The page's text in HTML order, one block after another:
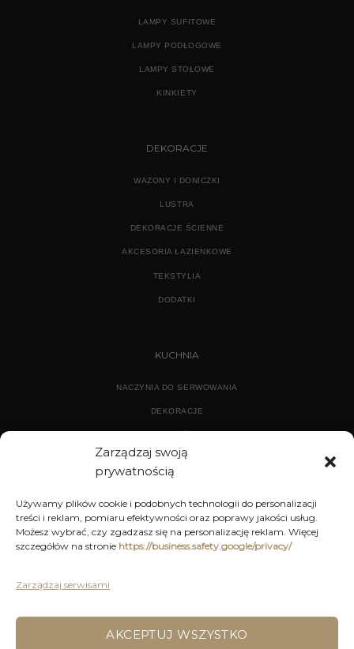
Zarządzaj swoją
prywatnością
Używamy plików cookie i podobnych technologii do personalizacji
treści i reklam, pomiaru efektywności oraz poprawy jakości usług.
Możesz wybrać, czy zgadzasz się na personalizację reklam. Więcej
szczegółów na stronie https://business.safety.google/privacy/
Zarządzaj serwisami
AKCEPTUJ WSZYSTKO
LAMPY SUFITOWE
LAMPY PODŁOGOWE
LAMPY STOŁOWE
KINKIETY
DEKORACJE
WAZONY I DONICZKI
LUSTRA
DEKORACJE ŚCIENNE
AKCESORIA ŁAZIENKOWE
TEKSTYLIA
DODATKI
KUCHNIA
NACZYNIA DO SERWOWANIA
DEKORACJE
DEKORACJE
KUCHNIA